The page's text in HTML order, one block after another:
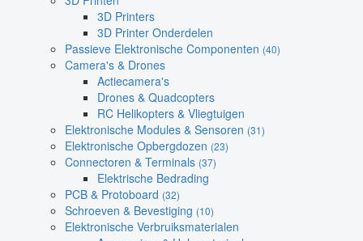
3D Printers
3D Printer Onderdelen
Passieve Elektronische Componenten (40)
Camera's & Drones
Actiecamera's
Drones & Quadcopters
RC Helikopters & Vliegtuigen
Elektronische Modules & Sensoren (31)
Elektronische Opbergdozen (23)
Connectoren & Terminals (37)
Elektrische Bedrading
PCB & Protoboard (32)
Schroeven & Bevestiging (10)
Elektronische Verbruiksmaterialen